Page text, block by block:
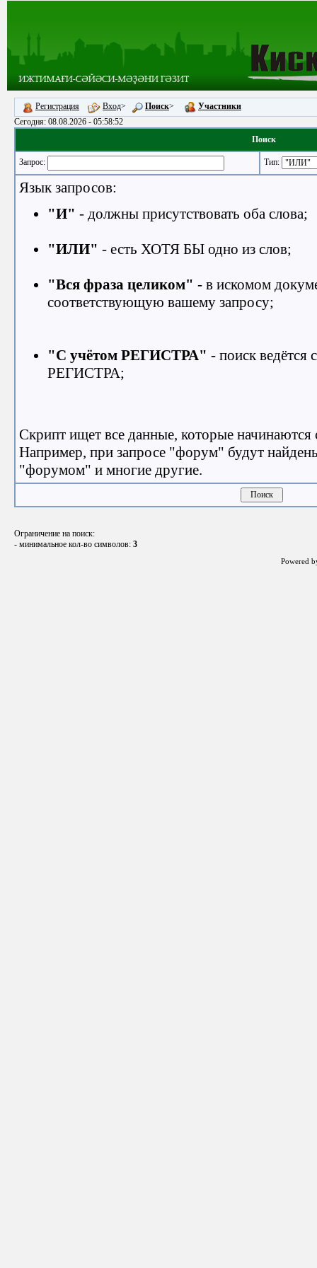
Регистрация Вход> Поиск>
Участники
Сегодня: 08.08.2026 - 05:58:52
Поиск
Запрос: Тип:
Язык запросов:
"И" - должны присутствовать оба слова;
"ИЛИ" - есть ХОТЯ БЫ одно из слов;
"Вся фраза целиком" - в искомом
соответствующую вашему запросу;
"С учётом РЕГИСТРА" - поиск
РЕГИСТРА;
Скрипт ищет все данные, которые начинаются
Например, при запросе "форум" будут
"форумом" и многие другие.
Ограничение на поиск:
- минимальное кол-во символов: 3
Powered